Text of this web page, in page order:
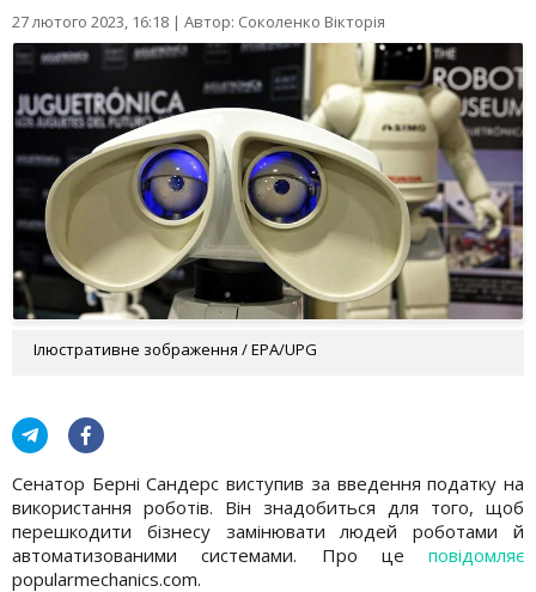
27 лютого 2023, 16:18 | Автор: Соколенко Вікторія
Ілюстративне зображення / EPA/UPG
Сенатор Берні Сандерс виступив за введення податку на
використання роботів. Він знадобиться для того, щоб
перешкодити бізнесу замінювати людей роботами й
автоматизованими системами. Про це повідомляє
popularmechanics.com.